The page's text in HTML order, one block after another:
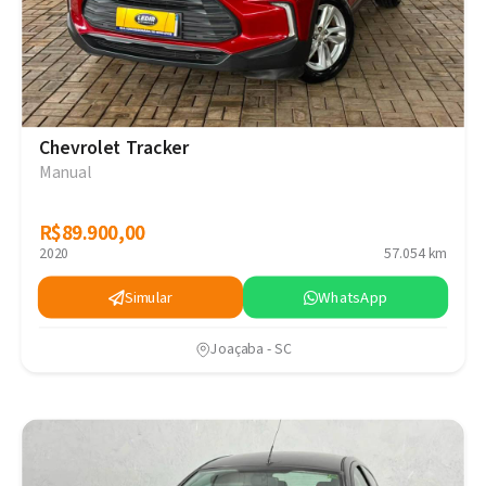
Chevrolet Tracker
Manual
R$89.900,00
R$89.900,00
2020 57.054 km
Simular WhatsApp
Joaçaba - SC